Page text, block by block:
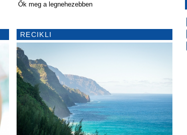
Ők meg a legnehezebben
RECIKLI